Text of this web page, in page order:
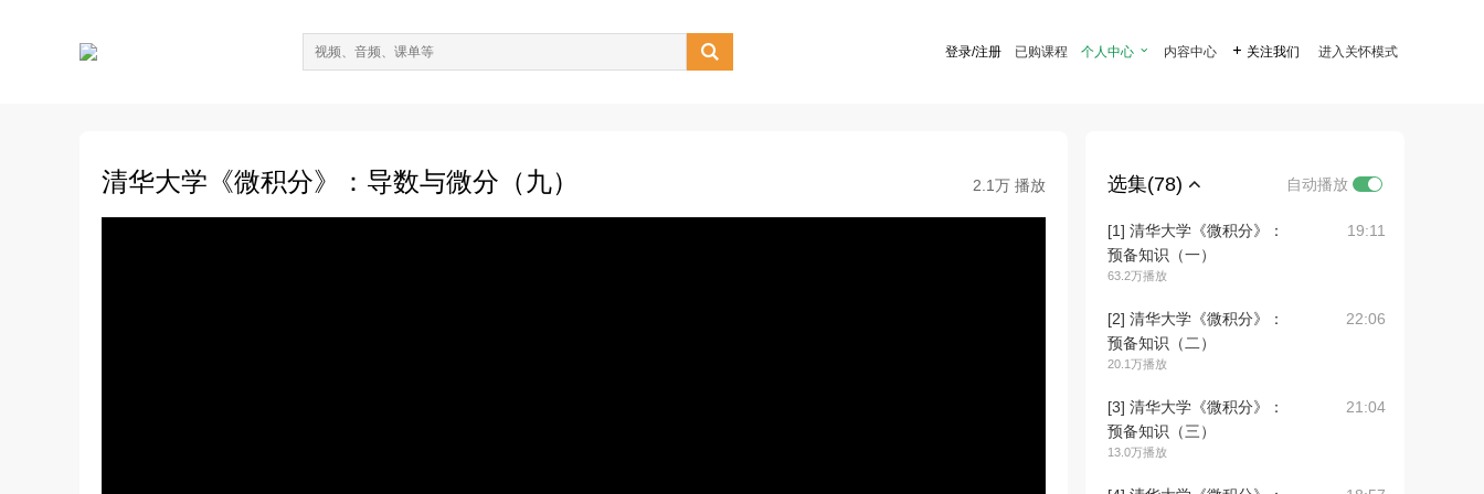
 登录/注册 已购课程 个人中心  内容中心  关注我们 进入关怀模式
清华大学《微积分》：导数与微分（九） 2.1万 播放 选集(78) 自动播放
[1] 清华大学《微积分》：
预备知识（一）
63.2万播放
19:11
[2] 清华大学《微积分》：
预备知识（二）
20.1万播放
22:06
[3] 清华大学《微积分》：
预备知识（三）
13.0万播放
21:04